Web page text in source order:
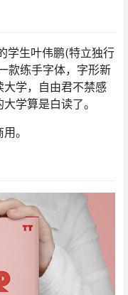
学生叶伟鹏(特立独行
款练手字体，字形新
学，自由君不禁感
学算是白读了。
。